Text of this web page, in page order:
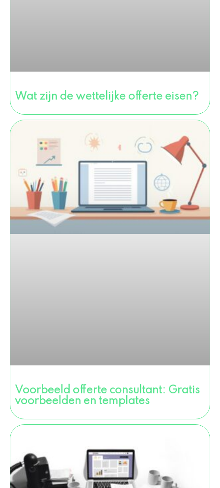
Wat zijn de wettelijke offerte eisen?
Voorbeeld offerte consultant: Gratis
voorbeelden en templates